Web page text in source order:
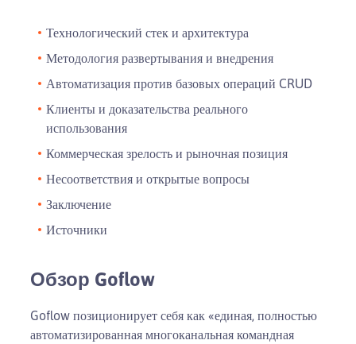
Технологический стек и архитектура
Методология развертывания и внедрения
Автоматизация против базовых операций CRUD
Клиенты и доказательства реального
использования
Коммерческая зрелость и рыночная позиция
Несоответствия и открытые вопросы
Заключение
Источники
Обзор Goflow
Goflow позиционирует себя как «единая, полностью
автоматизированная многоканальная командная